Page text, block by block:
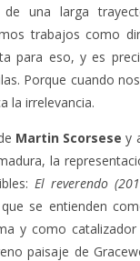
de una larga
trabajos como
para eso, y es
Porque cuando
la irrelevancia.
Martin Scorsesey
la
El reverendo
que se entienden
y como
paisaje de